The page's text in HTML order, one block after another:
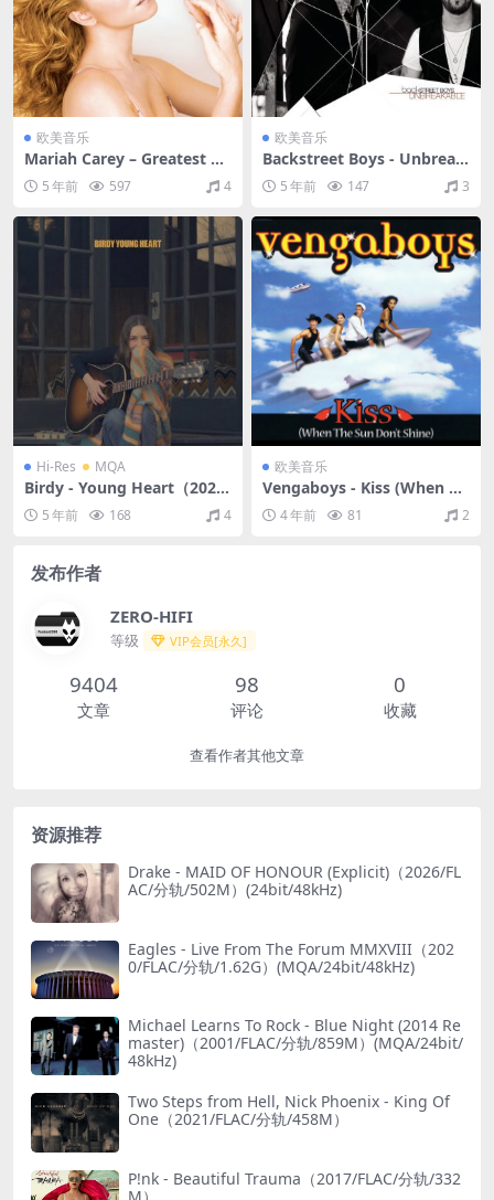
欧美音乐
Mariah Carey – Greatest Hi
ts（2001/FLAC/分轨/816
M）5 年前 597 4
欧美音乐
Backstreet Boys - Unbreak
able（2007/FLAC/分轨/419
M）5 年前 147 3
Hi-Res MQA
Birdy - Young Heart（2021/
FLAC/分轨/623M）(MQA/24
bit/44.1kHz)
5 年前 168 4
欧美音乐
Vengaboys - Kiss (When Th
e Sun Don't Shine) (Single)
（1999/FLAC/分轨/288M）
4 年前 81 2
发布作者
ZERO-HIFI
等级 VIP会员[永久]
9404
文章
98
评论
0
收藏
查看作者其他文章
资源推荐
Drake - MAID OF HONOUR (Explicit)（2026/FL
AC/分轨/502M）(24bit/48kHz)
Eagles - Live From The Forum MMXVIII（202
0/FLAC/分轨/1.62G）(MQA/24bit/48kHz)
Michael Learns To Rock - Blue Night (2014 Re
master)（2001/FLAC/分轨/859M）(MQA/24bit/
48kHz)
Two Steps from Hell, Nick Phoenix - King Of
One（2021/FLAC/分轨/458M）
P!nk - Beautiful Trauma（2017/FLAC/分轨/332
M）